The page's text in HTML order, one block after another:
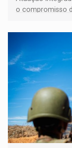
o compromisso